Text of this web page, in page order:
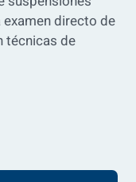
directo de
técnicas de